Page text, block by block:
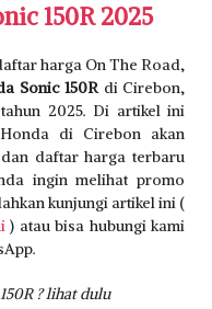
150R 2025
harga On The Road,
Sonic 150Rdi Cirebon,
2025. Di artikel ini
di Cirebon akan
daftar harga terbaru
ingin melihat promo
kunjungi artikel ini (
) atau bisa hubungi kami
? lihat dulu